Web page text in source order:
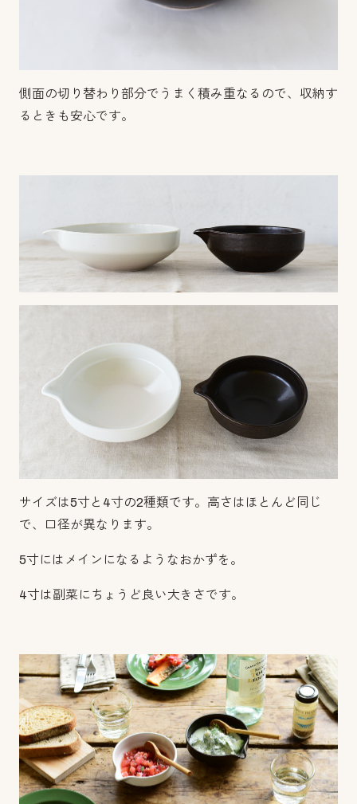
側面の切り替わり部分でうまく積み重なるので、収納す
るときも安心です。
サイズは5寸と4寸の2種類です。高さはほとんど同じ
で、口径が異なります。
5寸にはメインになるようなおかずを。
4寸は副菜にちょうど良い大きさです。